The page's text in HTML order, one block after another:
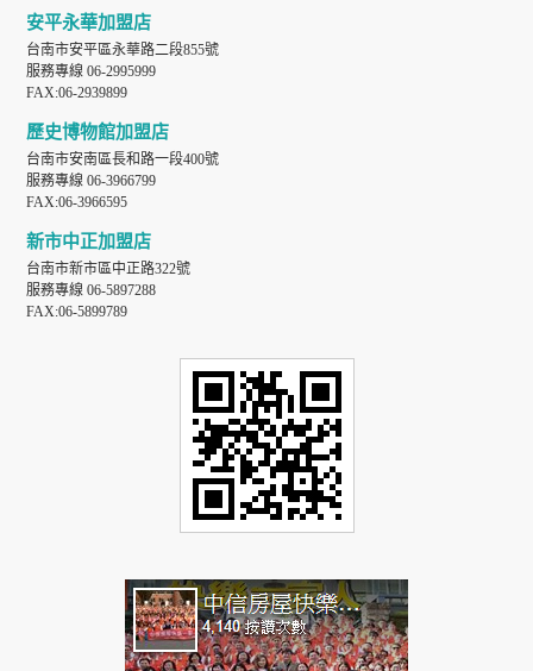
安平永華加盟店
台南市安平區永華路二段855號
服務專線 06-2995999
FAX:06-2939899
歷史博物館加盟店
台南市安南區長和路一段400號
服務專線 06-3966799
FAX:06-3966595
新市中正加盟店
台南市新市區中正路322號
服務專線 06-5897288
FAX:06-5899789